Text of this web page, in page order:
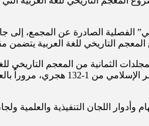
الفصلية الصادرة عن المجمع، إلى
الثمانية من المعجم
اللجان التنفيذية والعلمية